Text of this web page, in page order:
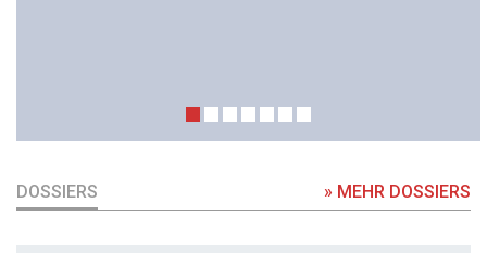
DOSSIERS » MEHR DOSSIERS